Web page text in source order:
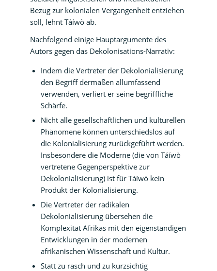
Bezug zur kolonialen Vergangenheit entziehen
soll, lehnt Táíwò ab.
Nachfolgend einige Hauptargumente des
Autors gegen das Dekolonisations-Narrativ:
Indem die Vertreter der Dekolonialisierung
den Begriff dermaßen allumfassend
verwenden, verliert er seine begriffliche
Schärfe.
Nicht alle gesellschaftlichen und kulturellen
Phänomene können unterschiedslos auf
die Kolonialisierung zurückgeführt werden.
Insbesondere die Moderne (die von Táíwò
vertretene Gegenperspektive zur
Dekolonialisierung) ist für Táíwò kein
Produkt der Kolonialisierung.
Die Vertreter der radikalen
Dekolonialisierung übersehen die
Komplexität Afrikas mit den eigenständigen
Entwicklungen in der modernen
afrikanischen Wissenschaft und Kultur.
Statt zu rasch und zu kurzsichtig